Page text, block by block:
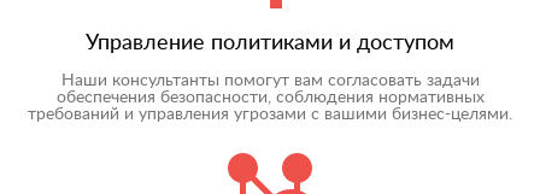
Управление политиками и доступом
Наши консультанты помогут вам согласовать задачи
обеспечения безопасности, соблюдения нормативных
требований и управления угрозами с вашими бизнес-целями.